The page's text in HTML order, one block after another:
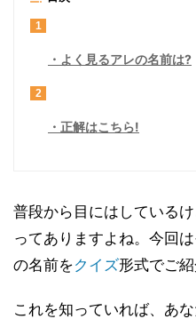
1
よく見るアレの名前は?
2
正解はこちら!
普段から目にはしている
ってありますよね。今回
の名前をクイズ形式でご紹
これを知っていれば、あ